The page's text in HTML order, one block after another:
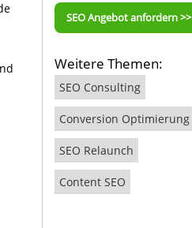
SEO Angebot anfordern >>
Weitere Themen:
SEO Consulting
Conversion Optimierung
SEO Relaunch
Content SEO